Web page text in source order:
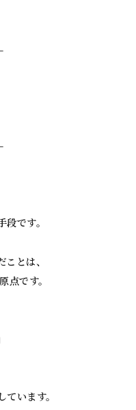
です。
とは、
点です。
います。